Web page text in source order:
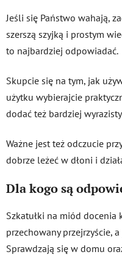
Jeśli się Państwo wahają,
szerszą szyjką i prostym
to najbardziej odpowiadać.
Skupcie się na tym, jak
użytku wybierajcie
dodać też bardziej
Ważne jest też odczucie
dobrze leżeć w dłoni i
Dla kogo są
Szkatułki na miód docenia
przechowany przejrzyście,
Sprawdzają się w domu